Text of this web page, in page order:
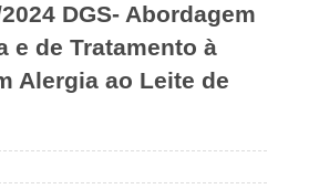
DGS- Abordagem
e de Tratamento à
Alergia ao Leite de